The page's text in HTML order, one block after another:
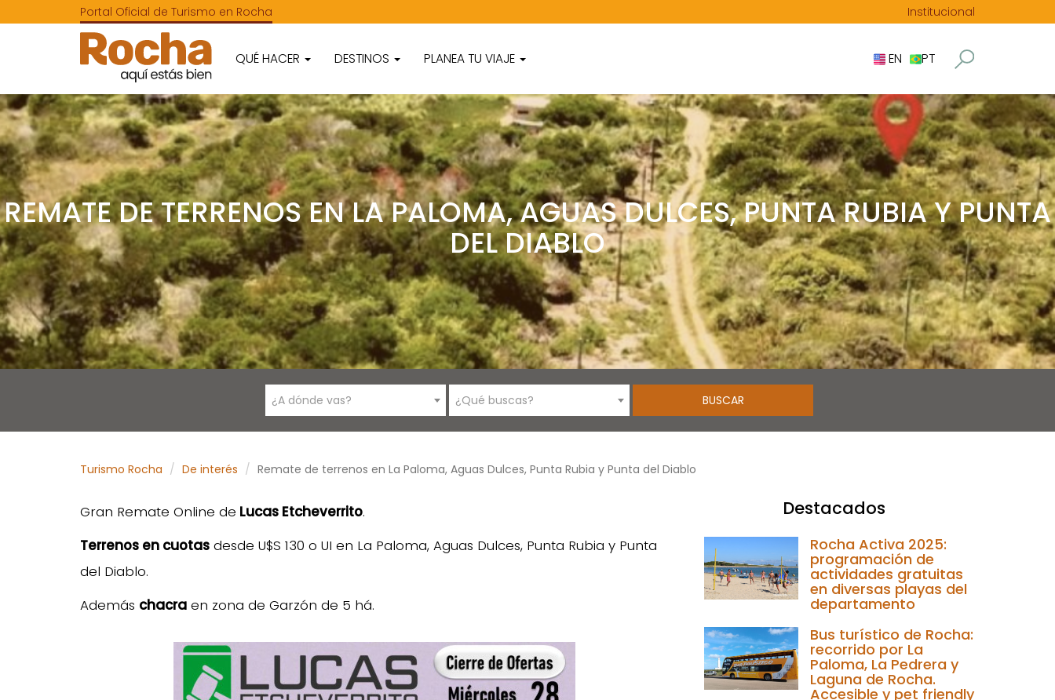
Portal Oficial de Turismo en Rocha Institucional
QUÉ HACER DESTINOS PLANEA TU VIAJE EN PT
REMATE DE TERRENOS EN LA PALOMA, AGUAS DULCES, PUNTA RUBIA Y PUNTA
DEL DIABLO
¿A dónde vas? ¿Qué buscas?
Turismo Rocha De interés Remate de terrenos en La Paloma, Aguas Dulces, Punta Rubia y Punta del Diablo
Gran Remate Online de Lucas Etcheverrito.
Terrenos en cuotas desde U$S 130 o UI en La Paloma, Aguas Dulces, Punta Rubia y Punta
del Diablo.
Además chacra en zona de Garzón de 5 há.
Destacados
Rocha Activa 2025:
programación de
actividades gratuitas
en diversas playas del
departamento
Bus turístico de Rocha:
recorrido por La
Paloma, La Pedrera y
Laguna de Rocha.
Accesible y pet friendly